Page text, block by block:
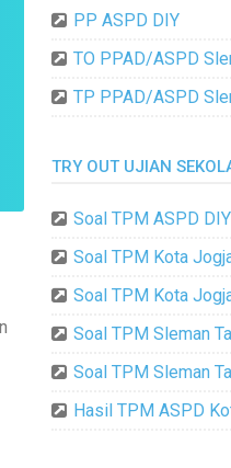
PP ASPD DIY
TO PPAD/ASPD
TP PPAD/ASPD
TRY OUT UJIAN
Soal TPM ASPD DIY
Soal TPM Kota
Soal TPM Kota
Soal TPM Sleman
Soal TPM Sleman
Hasil TPM ASPD